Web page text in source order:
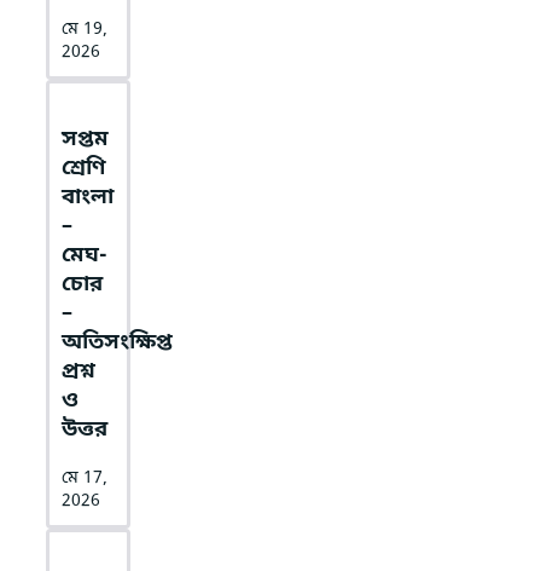
মে 19,
2026
সপ্তম
শ্রেণি
বাংলা
–
মেঘ-
চোর
–
অতিসংক্ষিপ্ত
প্রশ্ন
ও
উত্তর
মে 17,
2026